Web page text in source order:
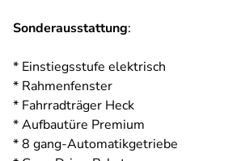
Sonderausstattung:
* Einstiegsstufe elektrisch
* Rahmenfenster
* Fahrradträger Heck
* Aufbautüre Premium
* 8 gang-Automatikgetriebe